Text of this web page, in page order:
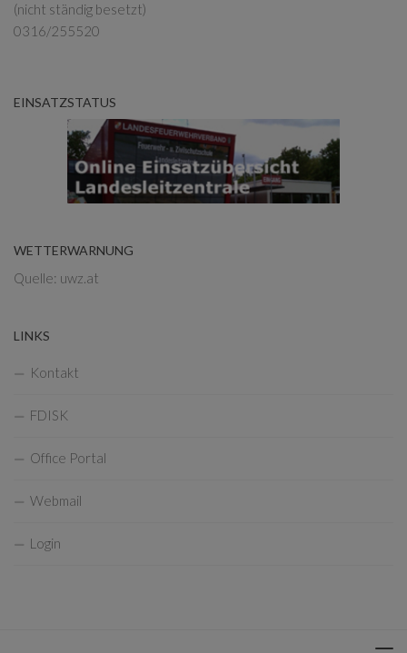
(nicht ständig besetzt)
0316/255520
EINSATZSTATUS
WETTERWARNUNG
Quelle: uwz.at
LINKS
Kontakt
FDISK
Office Portal
Webmail
Login